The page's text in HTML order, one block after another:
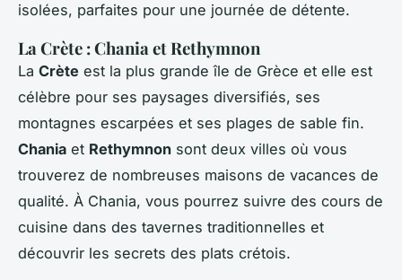
isolées, parfaites pour une journée de détente.
La Crète : Chania et Rethymnon
La Crète est la plus grande île de Grèce et elle est
célèbre pour ses paysages diversifiés, ses
montagnes escarpées et ses plages de sable fin.
Chania et Rethymnon sont deux villes où vous
trouverez de nombreuses maisons de vacances de
qualité. À Chania, vous pourrez suivre des cours de
cuisine dans des tavernes traditionnelles et
découvrir les secrets des plats crétois.